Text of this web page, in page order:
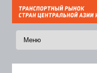
Перейти к содержимому